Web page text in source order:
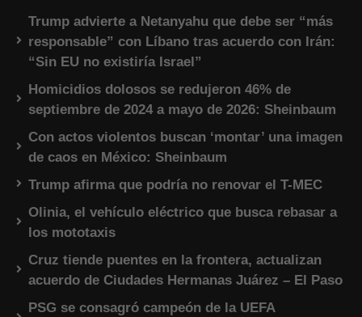
Trump advierte a Netanyahu que debe ser “más
responsable” con Líbano tras acuerdo con Irán:
“Sin EU no existiría Israel”
Homicidios dolosos se redujeron 46% de
septiembre de 2024 a mayo de 2026: Sheinbaum
Con actos violentos buscan ‘montar’ una imagen
de caos en México: Sheinbaum
Trump afirma que podría no renovar el T-MEC
Olinia, el vehículo eléctrico que busca rebasar a
los mototaxis
Cruz tiende puentes en la frontera, actualizan
acuerdo de Ciudades Hermanas Juárez – El Paso
PSG se consagró campeón de la UEFA